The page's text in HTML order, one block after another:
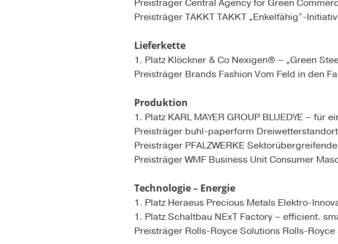
Preisträger Central Agency for Green
Preisträger TAKKT TAKKT „Enkelfähig“-
Lieferkette
1. Platz Klöckner & Co Nexigen® – „Green
Preisträger Brands Fashion Vom Feld in den
Produktion
1. Platz KARL MAYER GROUP BLUEDYE –
Preisträger buhl-paperform Dreiwetterstandort
Preisträger PFALZWERKE
Preisträger WMF Business Unit Consumer
Technologie – Energie
1. Platz Heraeus Precious Metals Elektro-
1. Platz Schaltbau NExT Factory – efficient.
Preisträger Rolls-Royce Solutions Rolls-